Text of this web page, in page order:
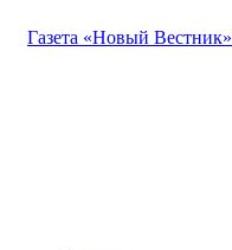
Газета «Новый Вестник»